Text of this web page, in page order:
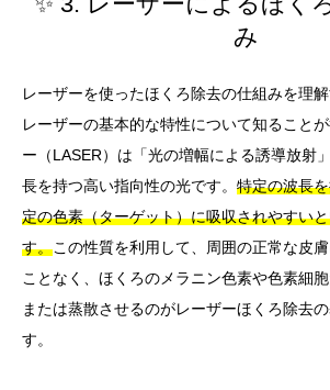
み
レーザーを使ったほくろ除去の仕組みを理
レーザーの基本的な特性について知ること
ー（LASER）は「光の増幅による誘導放射
長を持つ高い指向性の光です。 特定の波長
定の色素（ターゲット）に吸収されやすい
す。この性質を利用して、周囲の正常な皮
ことなく、ほくろのメラニン色素や色素細
または蒸散させるのがレーザーほくろ除去
す。